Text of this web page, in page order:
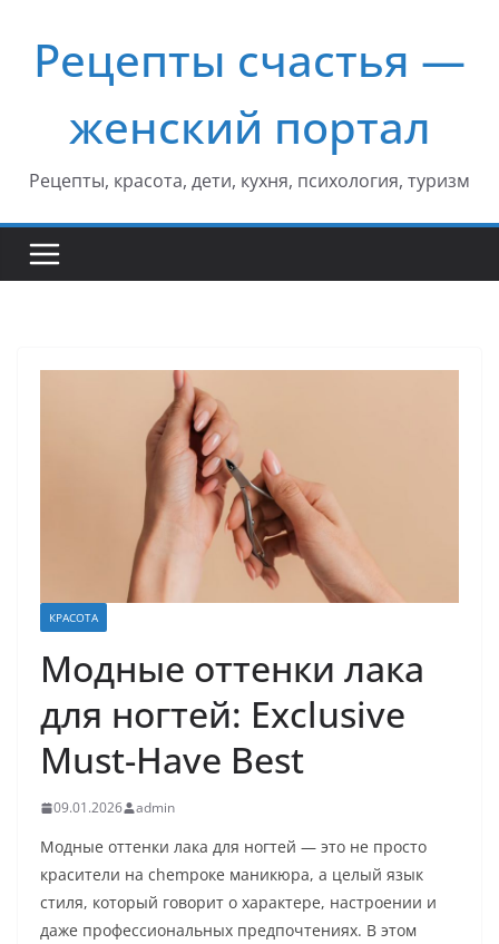
содержимому
Рецепты счастья —
женский портал
Рецепты, красота, дети, кухня, психология, туризм
КРАСОТА
Модные оттенки лака
для ногтей: Exclusive
Must-Have Best
09.01.2026 admin
Модные оттенки лака для ногтей — это не просто
красители на chempоке маникюра, а целый язык
стиля, который говорит о характере, настроении и
даже профессиональных предпочтениях. В этом